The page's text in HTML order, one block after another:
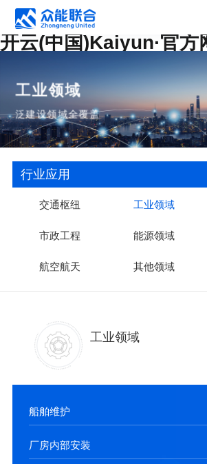
开云(中国)Kaiyun·官方
工业领域
泛建设领域全覆盖
行业应用
交通枢纽 工业领域
市政工程 能源领域
航空航天 其他领域
工业领域
船舶维护
厂房内部安装